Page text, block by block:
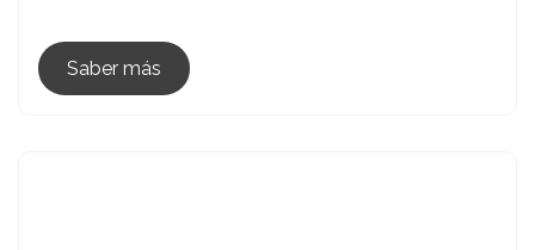
Saber más